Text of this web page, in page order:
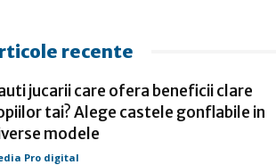
recente
jucarii care ofera beneficii clare
tai? Alege castele gonflabile in
modele
Pro digital